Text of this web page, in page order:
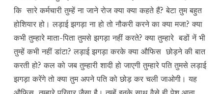
कि सारे कर्मचारी तुम्हें ना जाने रोज क्या क्या कहते हैं? बेटा तुम बहुत
होशियार हो। लड़ाई झगड़ा ना हो तो नौकरी करने का क्या मजा? क्या
कभी तुम्हारे माता-पिता तुमसे झगड़ा नहीं करते? क्या तुम्हारे बडों नें भी
तुम्हें कभी नहीं डांटा? लड़ाई झगड़ा करके क्या औफिस छोड़ने की बात
करती हो? कल को जब तुम्हारी शादी हो जाएगी तुम्हारे पति तुमसे लड़ाई
झगड़ा करेंगे तो क्या तुम अपने पति को छोड़ कर चली जाओगी। यह